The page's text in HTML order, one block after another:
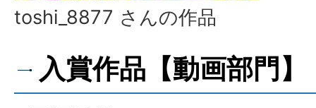
toshi_8877 さんの作品
入賞作品【動画部門】